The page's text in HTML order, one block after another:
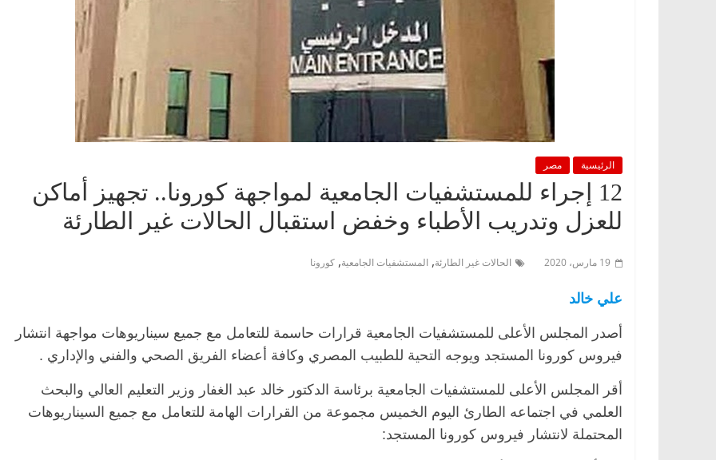
الرئيسية مصر
12 إجراء للمستشفيات الجامعية لمواجهة كورونا.. تجهيز أماكن
للعزل وتدريب الأطباء وخفض استقبال الحالات غير الطارئة
19 مارس، 2020 الحالات غير الطارئة, المستشفيات الجامعية, كورونا
علي خالد
أصدر المجلس الأعلى للمستشفيات الجامعية قرارات حاسمة للتعامل مع جميع سيناريوهات مواجهة انتشار
فيروس كورونا المستجد ويوجه التحية للطبيب المصري وكافة أعضاء الفريق الصحي والفني والإداري .
أقر المجلس الأعلى للمستشفيات الجامعية برئاسة الدكتور خالد عبد الغفار وزير التعليم العالي والبحث
العلمي في اجتماعه الطارئ اليوم الخميس مجموعة من القرارات الهامة للتعامل مع جميع السيناريوهات
المحتملة لانتشار فيروس كورونا المستجد: